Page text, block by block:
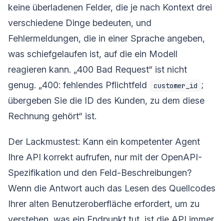
keine überladenen Felder, die je nach Kontext drei
verschiedene Dinge bedeuten, und
Fehlermeldungen, die in einer Sprache angeben,
was schiefgelaufen ist, auf die ein Modell
reagieren kann. „400 Bad Request“ ist nicht
genug. „400: fehlendes Pflichtfeld
customer_id ;
übergeben Sie die ID des Kunden, zu dem diese
Rechnung gehört“ ist.
Der Lackmustest: Kann ein kompetenter Agent
Ihre API korrekt aufrufen, nur mit der OpenAPI-
Spezifikation und den Feld-Beschreibungen?
Wenn die Antwort auch das Lesen des Quellcodes
Ihrer alten Benutzeroberfläche erfordert, um zu